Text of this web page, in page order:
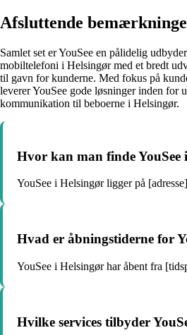
Afsluttende
Samlet set er YouSee en pålidelig
mobiltelefoni i Helsingør med et bredt
til gavn for kunderne. Med fokus på
leverer YouSee gode løsninger inden for
kommunikation til beboerne i Helsingør.
Hvor kan man finde YouSee
YouSee i Helsingør ligger på
Hvad er åbningstiderne for
YouSee i Helsingør har åbent fra
Hvilke services tilbyder